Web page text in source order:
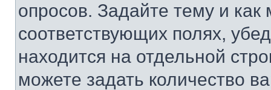
опросов. Задайте тему и
соответствующих полях,
находится на отдельной
можете задать количество